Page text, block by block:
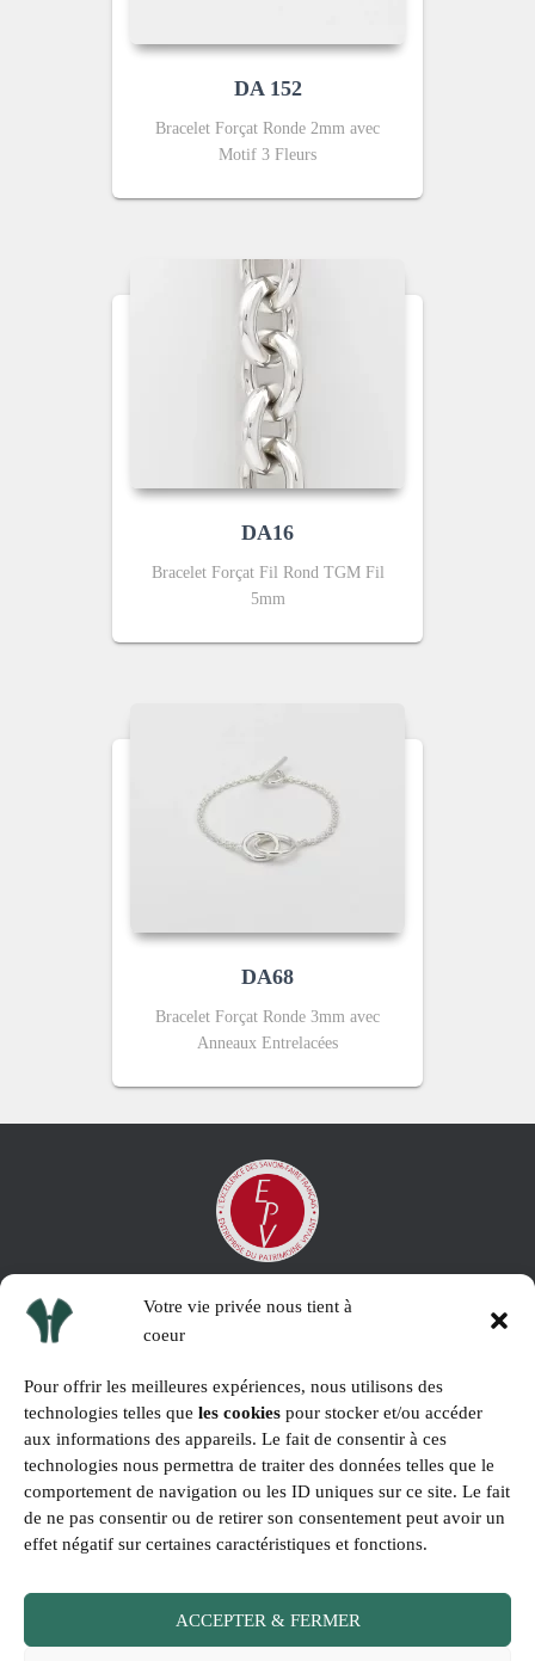
Votre vie privée nous tient à
coeur
Pour offrir les meilleures expériences, nous utilisons des
technologies telles que les cookies pour stocker et/ou accéder
aux informations des appareils. Le fait de consentir à ces
technologies nous permettra de traiter des données telles que le
comportement de navigation ou les ID uniques sur ce site. Le fait
de ne pas consentir ou de retirer son consentement peut avoir un
effet négatif sur certaines caractéristiques et fonctions.
ACCEPTER & FERMER
DA 152
Bracelet Forçat Ronde 2mm avec
Motif 3 Fleurs
DA16
Bracelet Forçat Fil Rond TGM Fil
5mm
DA68
Bracelet Forçat Ronde 3mm avec
Anneaux Entrelacées
ACCUEIL MENTIONS LÉGALES